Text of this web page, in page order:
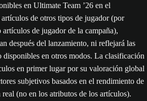
en Ultimate Team ’26 en el
de otros tipos de jugador (por
de jugador de la campaña),
después del lanzamiento, ni reflejará las
disponibles en otros modos. La clasificación
en primer lugar por su valoración global
subjetivos basados en el rendimiento de
(no en los atributos de los artículos).